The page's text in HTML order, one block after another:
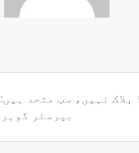
نہیں، سب متحد ہیں:
بیرسٹر گوہر